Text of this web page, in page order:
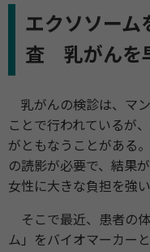
エクソソーム
査 乳がんを
乳がんの検診は、マ
ことで⾏われているが
がともなうことがある
の読影が必要で、結果
女性に⼤きな負担を強い
そこで最近、患者の
ム」をバイオマーカー